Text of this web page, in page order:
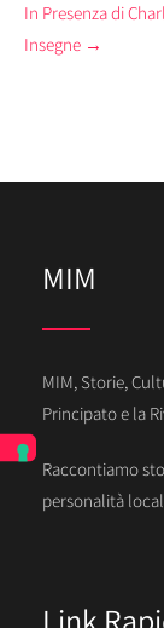
In Presenza di
Insegne →
MIM
MIM, Storie,
Principato e la
Raccontiamo
personalità
Link